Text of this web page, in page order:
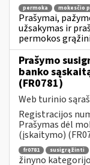
permoka mokesčio
Prašymai,
užsakymas ir
permokos
Prašymo
banko
(FR0781)
Web turinio
Registracijos
Prašymas dėl
(įskaitymo)
fr0781 susigrąžinti
žinyno